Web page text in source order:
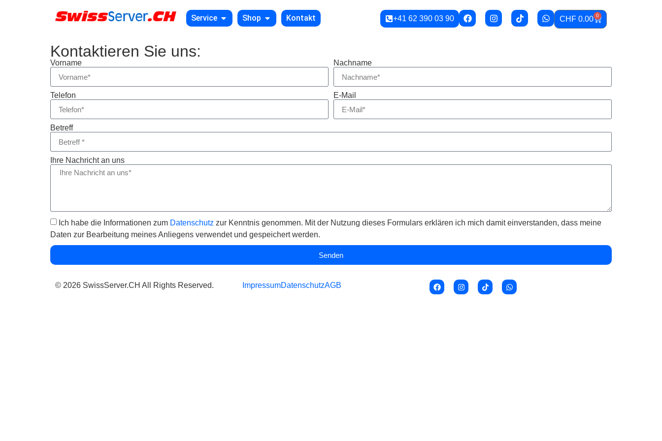
Service Shop Kontakt +41 62 390 03 90 CHF 0.00 0
Kontaktieren Sie uns:
Vorname Nachname
Telefon E-Mail
Betreff
Ihre Nachricht an uns
Ich habe die Informationen zum Datenschutz zur Kenntnis genommen. Mit der Nutzung dieses Formulars erklären ich mich damit einverstanden, dass meine
Daten zur Bearbeitung meines Anliegens verwendet und gespeichert werden.
Senden
© 2026 SwissServer.CH All Rights Reserved. ImpressumDatenschutzAGB